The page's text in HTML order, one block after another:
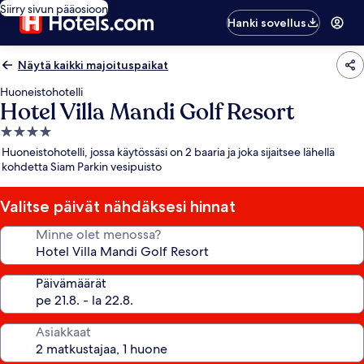
Siirry sivun pääosioon
Hanki sovellus
Näytä kaikki majoituspaikat
Huoneistohotelli
Hotel Villa Mandi Golf Resort
4.0
tähden
majoituspaikka
Huoneistohotelli, jossa käytössäsi on 2 baaria ja joka sijaitsee lähellä
kohdetta Siam Parkin vesipuisto
Valitse päivät nähdäksesi hinnat
Minne olet menossa?
Päivämäärät
Asiakkaat